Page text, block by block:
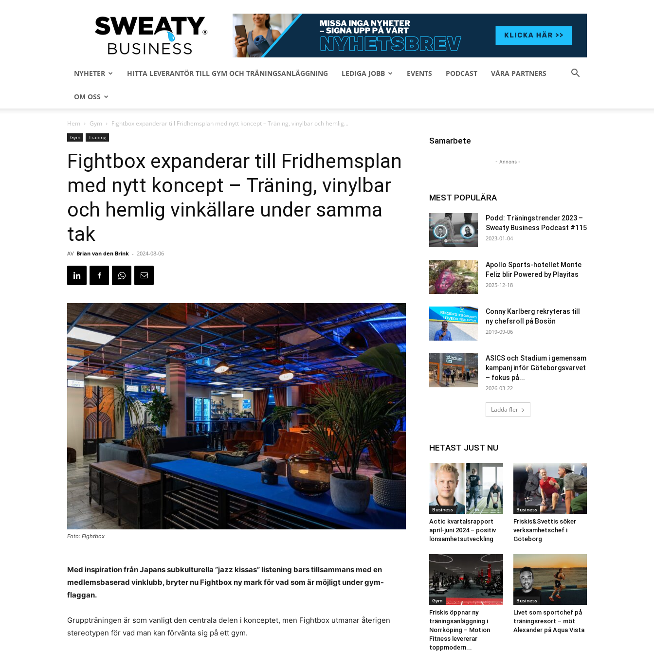
Sweaty
Business
NYHETER HITTA LEVERANTÖR TILL GYM OCH TRÄNINGSANLÄGGNING LEDIGA JOBB EVENTS PODCAST VÅRA PARTNERS
OM OSS
Hem Gym Fightbox expanderar till Fridhemsplan med nytt koncept – Träning, vinylbar och hemlig...
Gym Träning
Fightbox expanderar till Fridhemsplan
med nytt koncept – Träning, vinylbar
och hemlig vinkällare under samma
tak
AV Brian van den Brink - 2024-08-06
Foto: Fightbox
Med inspiration från Japans subkulturella ”jazz kissas” listening bars tillsammans med en
medlemsbaserad vinklubb, bryter nu Fightbox ny mark för vad som är möjligt under gym-
flaggan.
Gruppträningen är som vanligt den centrala delen i konceptet, men Fightbox utmanar återigen
stereotypen för vad man kan förvänta sig på ett gym.
Samarbete
- Annons -
MEST POPULÄRA
Podd: Träningstrender 2023 –
Sweaty Business Podcast #115
2023-01-04
Apollo Sports-hotellet Monte
Feliz blir Powered by Playitas
2025-12-18
Conny Karlberg rekryteras till
ny chefsroll på Bosön
2019-09-06
ASICS och Stadium i gemensam
kampanj inför Göteborgsvarvet
– fokus på...
2026-03-22
Ladda fler
HETAST JUST NU
Business
Actic kvartalsrapport
april-juni 2024 – positiv
lönsamhetsutveckling
Business
Friskis&Svettis söker
verksamhetschef i
Göteborg
Gym
Friskis öppnar ny
träningsanläggning i
Norrköping – Motion
Fitness levererar
toppmodern...
Business
Livet som sportchef på
träningsresort – möt
Alexander på Aqua Vista